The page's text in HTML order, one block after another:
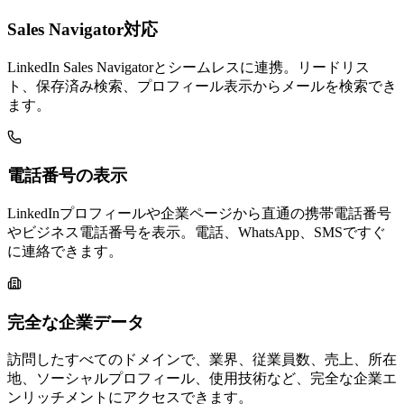
Sales Navigator対応
LinkedIn Sales Navigatorとシームレスに連携。リードリス
ト、保存済み検索、プロフィール表示からメールを検索でき
ます。
電話番号の表示
LinkedInプロフィールや企業ページから直通の携帯電話番号
やビジネス電話番号を表示。電話、WhatsApp、SMSですぐ
に連絡できます。
完全な企業データ
訪問したすべてのドメインで、業界、従業員数、売上、所在
地、ソーシャルプロフィール、使用技術など、完全な企業エ
ンリッチメントにアクセスできます。